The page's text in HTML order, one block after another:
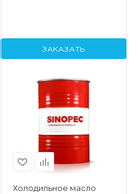
ЗАКАЗАТЬ
Холодильное масло